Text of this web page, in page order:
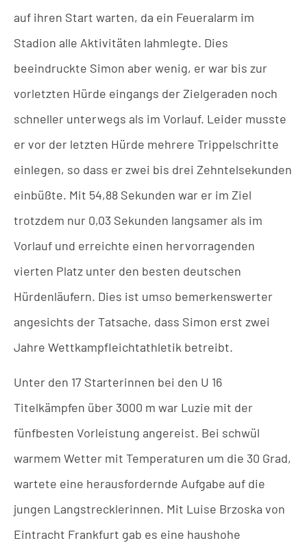
auf ihren Start warten, da ein Feueralarm im
Stadion alle Aktivitäten lahmlegte. Dies
beeindruckte Simon aber wenig, er war bis zur
vorletzten Hürde eingangs der Zielgeraden noch
schneller unterwegs als im Vorlauf. Leider musste
er vor der letzten Hürde mehrere Trippelschritte
einlegen, so dass er zwei bis drei Zehntelsekunden
einbüßte. Mit 54,88 Sekunden war er im Ziel
trotzdem nur 0,03 Sekunden langsamer als im
Vorlauf und erreichte einen hervorragenden
vierten Platz unter den besten deutschen
Hürdenläufern. Dies ist umso bemerkenswerter
angesichts der Tatsache, dass Simon erst zwei
Jahre Wettkampfleichtathletik betreibt.
Unter den 17 Starterinnen bei den U 16
Titelkämpfen über 3000 m war Luzie mit der
fünfbesten Vorleistung angereist. Bei schwül
warmem Wetter mit Temperaturen um die 30 Grad,
wartete eine herausfordernde Aufgabe auf die
jungen Langstrecklerinnen. Mit Luise Brzoska von
Eintracht Frankfurt gab es eine haushohe